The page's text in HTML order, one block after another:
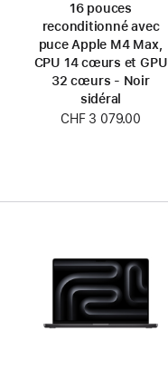
16 pouces
reconditionné avec
puce Apple M4 Max,
CPU 14 cœurs et GPU
32 cœurs - Noir
sidéral
CHF 3 079.00